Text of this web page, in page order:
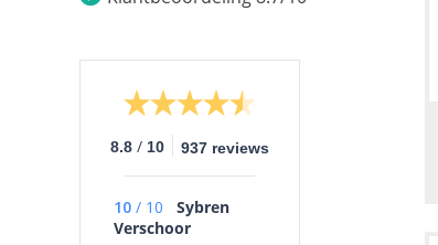
8.8 / 10 937 reviews
10 / 10
Sybren
Verschoor